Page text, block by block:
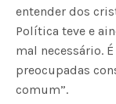
entender dos
Política teve e
mal necessário.
preocupadas
comum”.